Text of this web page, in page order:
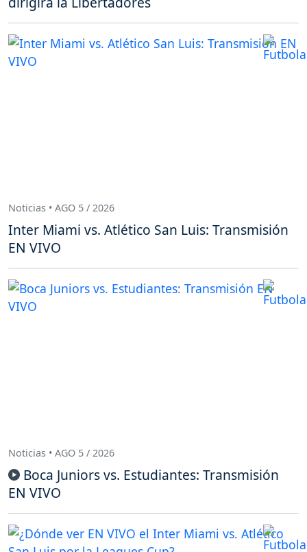
Noticias • AGO 5 / 2026
Inter Miami vs. Atlético San Luis: Transmisión
EN VIVO
Noticias • AGO 5 / 2026
Boca Juniors vs. Estudiantes: Transmisión
EN VIVO